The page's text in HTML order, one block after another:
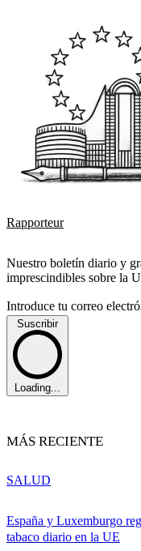
Rapporteur
Nuestro boletín diario y
imprescindibles sobre la
Introduce tu correo
Suscribir
Loading...
MÁS RECIENTE
España y Luxemburgo
tabaco diario en la UE
SALUD